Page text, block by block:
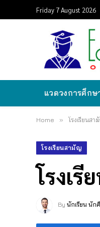
Friday 7 August 2026
แวดวงการศึกษ
Home » โรงเรียนสา
โรงเรียนสามัญ
โรงเ
By นักเรียน นัก